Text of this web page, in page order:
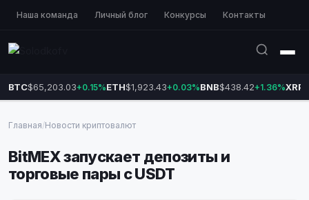
Наша команда Личный блог Конкурсы Контакты
BTC$65,203.03+0.15%ETH$1,923.43+0.03%BNB$438.42+1.36%XRP
Главная/Новости криптовалют
BitMEX запускает депозиты и
торговые пары с USDT